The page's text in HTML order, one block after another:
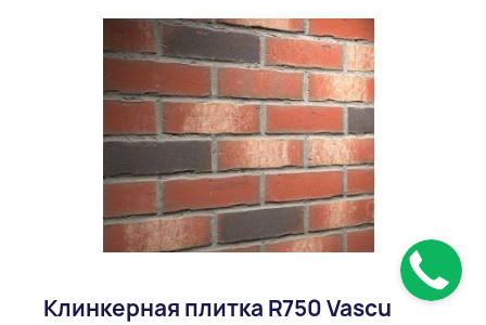
Клинкерная плитка R750 Vascu